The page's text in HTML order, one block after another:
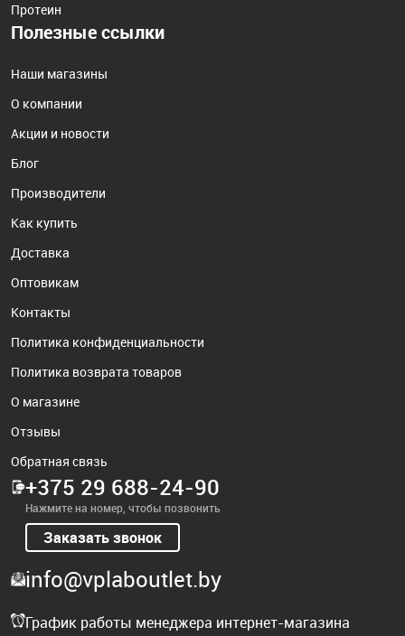
Протеин
Полезные ссылки
Наши магазины
О компании
Акции и новости
Блог
Производители
Как купить
Доставка
Оптовикам
Контакты
Политика конфиденциальности
Политика возврата товаров
О магазине
Отзывы
Обратная связь
+375 29 688-24-90
Нажмите на номер, чтобы позвонить
Заказать звонок
info@vplaboutlet.by
График работы менеджера интернет-магазина